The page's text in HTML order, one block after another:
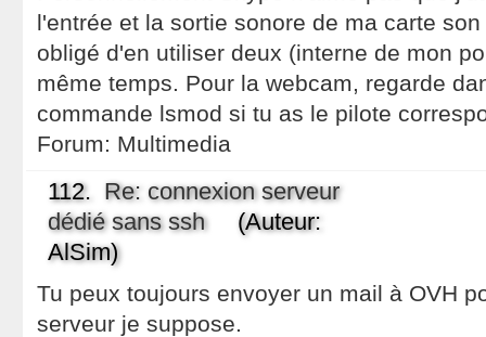
l'entrée et la sortie sonore de ma carte
obligé d'en utiliser deux (interne de mon
même temps. Pour la webcam, regarde
commande lsmod si tu as le pilote
Forum: Multimedia
112. Re: connexion serveur
dédié sans ssh(Auteur:
AlSim)
Tu peux toujours envoyer un mail à OVH
serveur je suppose.